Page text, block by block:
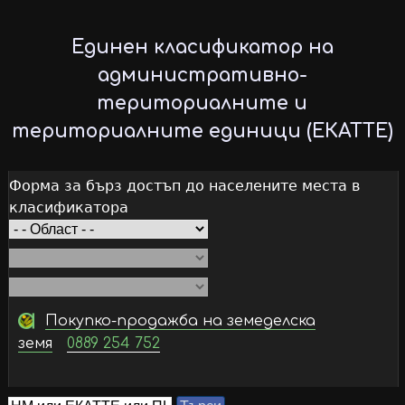
to
main
content
Единен класификатор на
административно-
териториалните и
териториалните единици (ЕКАТТЕ)
Форма за бърз достъп до населените места в
класификатора
Покупко-продажба на земеделска
земя
0889 254 752